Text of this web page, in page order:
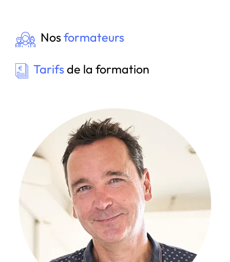
Nosformateurs
Tarifs de la formation